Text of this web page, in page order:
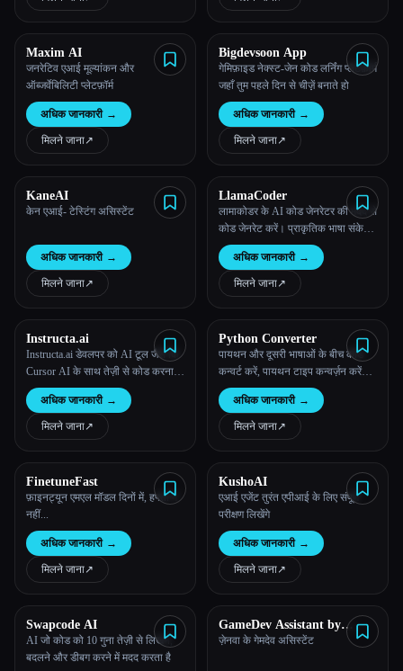
Maxim AI
जनरेटिव एआई मूल्यांकन और
ऑब्जर्वेबिलिटी प्लेटफ़ॉर्म
अधिक जानकारी →
मिलने जाना↗︎
Bigdevsoon App
गेमिफ़ाइड नेक्स्ट-जेन कोड लर्निंग प्लैटफ़ॉर्म
जहाँ तुम पहले दिन से चीज़़ें बनाते हो
अधिक जानकारी →
मिलने जाना↗︎
KaneAI
केन एआई- टेस्टिंग असिस्टेंट
अधिक जानकारी →
मिलने जाना↗︎
LlamaCoder
लामाकोडर के AI कोड जेनरेटर की मदद से
कोड जेनरेट करें। प्राकृतिक भाषा संकेतों
का इस्तेमाल करके फुल-स्टैक ऐप्लिकेशन
बनाना। तुम्हारी टीम को तेज़ी से शिप करने
में मदद करना।
अधिक जानकारी →
मिलने जाना↗︎
Instructa.ai
Instructa.ai डेवलपर को AI टूल जैसे कि
Cursor AI के साथ तेज़ी से कोड करना
सिखाता है। हमारे कोर्स दोहराए जाने वाले
कामों को स्वचालित करके और कोडिंग
दक्षता में सुधार करके तुम्हेंं समय बचाने में
मदद करते हैं।
अधिक जानकारी →
मिलने जाना↗︎
Python Converter
पायथन और दूसरी भाषाओं के बीच कोड
कन्वर्ट करें, पायथन टाइप कन्वर्ज़न करें
और पायथन कन्वर्टर के साथ विभिन्न
प्रोग्रामिंग भाषाओं के बीच ट्रांसलेट करें।
अधिक जानकारी →
मिलने जाना↗︎
FinetuneFast
फ़ाइनट्यून एमएल मॉडल दिनों में, हफ्तों में
नहीं...
अधिक जानकारी →
मिलने जाना↗︎
KushoAI
एआई एजेंट तुरंत एपीआई के लिए संपूर्ण
परीक्षण लिखेंगे
अधिक जानकारी →
मिलने जाना↗︎
Swapcode AI
AI जो कोड को 10 गुना तेज़ी से लिखने,
बदलने और डीबग करने में मदद करता है
GameDev Assistant by
Zenva
ज़ेनवा के गेमदेव असिस्टेंट